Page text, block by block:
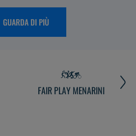
GUARDA DI PIÙ
FAIR PLAY MENARINI